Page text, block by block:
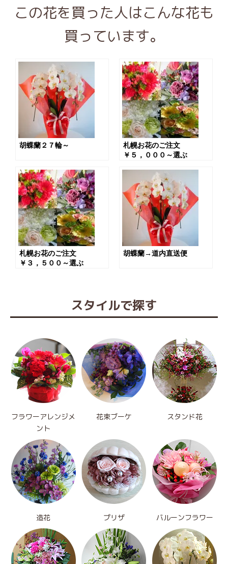
この花を買った人はこんな花も
買っています。
胡蝶蘭２７輪～
札幌お花のご注文
￥５，０００～選ぶ
札幌お花のご注文
￥３，５００～選ぶ
胡蝶蘭→道内直送便
スタイルで探す
フラワーアレンジメ
ント
花束ブーケ スタンド花
造花 プリザ バルーンフラワー